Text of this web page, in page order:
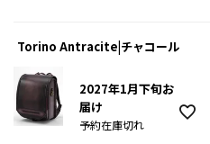
Torino Antracite|チャコール
2027年1月下旬お
届け
予約在庫切れ